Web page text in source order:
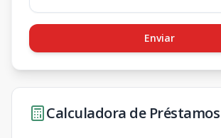
Enviar
Calculadora de Préstamos